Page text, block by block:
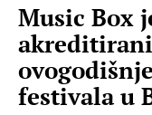
Music Box
festivala u